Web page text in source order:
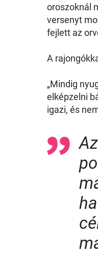
oroszoknál
versenyt
fejlett az
A
„Mindig
elképzelni
igazi, és